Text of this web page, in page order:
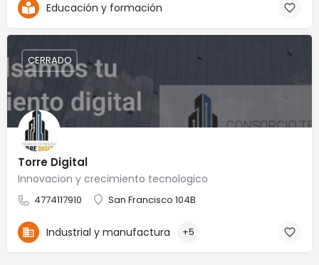
Educación y formación
Torre Digital
Innovacion y crecimiento tecnologico
4774117910 San Francisco 104B
CERRADO
Industrial y manufactura +5